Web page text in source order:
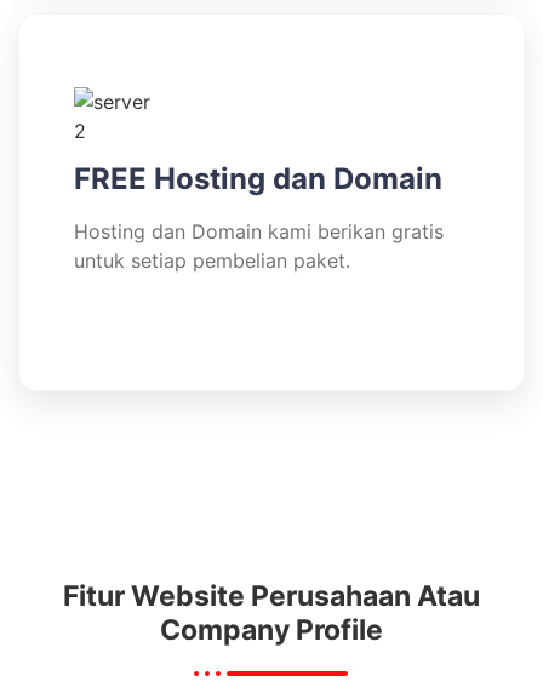
FREE Hosting dan Domain
Hosting dan Domain kami berikan gratis
untuk setiap pembelian paket.
Fitur Website Perusahaan Atau
Company Profile